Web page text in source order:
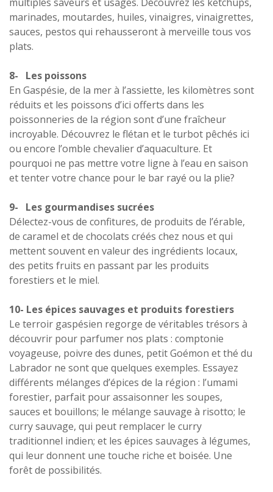
marinades, moutardes, huiles, vinaigres, vinaigrettes,
sauces, pestos qui rehausseront à merveille tous vos
plats.
8- Les poissons
En Gaspésie, de la mer à l’assiette, les kilomètres sont
réduits et les poissons d’ici offerts dans les
poissonneries de la région sont d’une fraîcheur
incroyable. Découvrez le flétan et le turbot pêchés ici
ou encore l’omble chevalier d’aquaculture. Et
pourquoi ne pas mettre votre ligne à l’eau en saison
et tenter votre chance pour le bar rayé ou la plie?
9- Les gourmandises sucrées
Délectez-vous de confitures, de produits de l’érable,
de caramel et de chocolats créés chez nous et qui
mettent souvent en valeur des ingrédients locaux,
des petits fruits en passant par les produits
forestiers et le miel.
10- Les épices sauvages et produits forestiers
Le terroir gaspésien regorge de véritables trésors à
découvrir pour parfumer nos plats : comptonie
voyageuse, poivre des dunes, petit Goémon et thé du
Labrador ne sont que quelques exemples. Essayez
différents mélanges d’épices de la région : l’umami
forestier, parfait pour assaisonner les soupes,
sauces et bouillons; le mélange sauvage à risotto; le
curry sauvage, qui peut remplacer le curry
traditionnel indien; et les épices sauvages à légumes,
qui leur donnent une touche riche et boisée. Une
forêt de possibilités.